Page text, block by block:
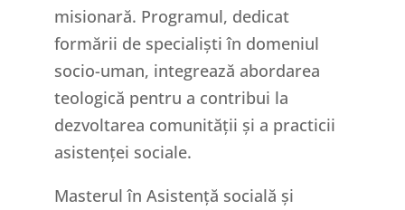
misionară. Programul, dedicat
formării de specialiști în domeniul
socio-uman, integrează abordarea
teologică pentru a contribui la
dezvoltarea comunității și a practicii
asistenței sociale.
Masterul în Asistență socială și